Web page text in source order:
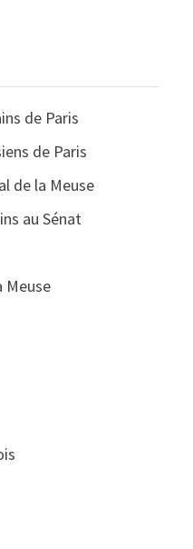
de Paris
de Paris
de la Meuse
au Sénat
Meuse